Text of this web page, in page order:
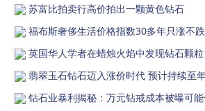
苏富比拍卖行高价拍出一颗黄色钻石
福布斯奢侈生活价格指数30多年只涨不跌
英国华人学者在蜡烛火焰中发现钻石颗粒
翡翠玉石钻石迈入涨价时代 预计持续至
钻石业暴利揭秘：万元钻戒成本被曝可